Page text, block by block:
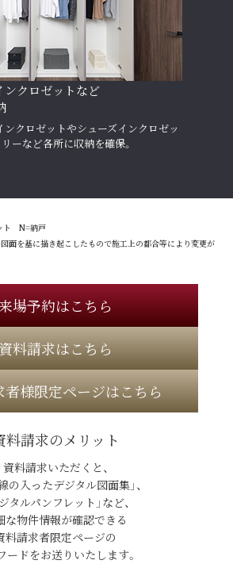
ンクロゼットなど
ンクロゼットやシューズインクロゼッ
リーなど各所に収納を確保。
ト N=納戸
面を基に描き起こしたもので施工上の都合等により変更が
場予約はこちら
料請求はこちら
者様限定ページはこちら
料請求のメリット
資料請求いただくと、
の入ったデジタル図面集」、
タルパンフレット」など、
な物件情報が確認できる
料請求者限定ページの
ードをお送りいたします。